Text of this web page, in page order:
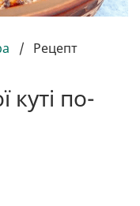
/ Рецепт
куті по-